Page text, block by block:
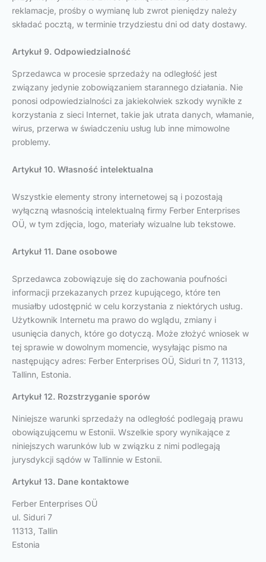
reklamacje, prośby o wymianę lub zwrot pieniędzy należy
składać pocztą, w terminie trzydziestu dni od daty dostawy.
Artykuł 9. Odpowiedzialność
Sprzedawca w procesie sprzedaży na odległość jest
związany jedynie zobowiązaniem starannego działania. Nie
ponosi odpowiedzialności za jakiekolwiek szkody wynikłe z
korzystania z sieci Internet, takie jak utrata danych, włamanie,
wirus, przerwa w świadczeniu usług lub inne mimowolne
problemy.
Artykuł 10. Własność intelektualna
Wszystkie elementy strony internetowej są i pozostają
wyłączną własnością intelektualną firmy Ferber Enterprises
OÜ, w tym zdjęcia, logo, materiały wizualne lub tekstowe.
Artykuł 11. Dane osobowe
Sprzedawca zobowiązuje się do zachowania poufności
informacji przekazanych przez kupującego, które ten
musiałby udostępnić w celu korzystania z niektórych usług.
Użytkownik Internetu ma prawo do wglądu, zmiany i
usunięcia danych, które go dotyczą. Może złożyć wniosek w
tej sprawie w dowolnym momencie, wysyłając pismo na
następujący adres: Ferber Enterprises OÜ, Siduri tn 7, 11313,
Tallinn, Estonia.
Artykuł 12. Rozstrzyganie sporów
Niniejsze warunki sprzedaży na odległość podlegają prawu
obowiązującemu w Estonii. Wszelkie spory wynikające z
niniejszych warunków lub w związku z nimi podlegają
jurysdykcji sądów w Tallinnie w Estonii.
Artykuł 13. Dane kontaktowe
Ferber Enterprises OÜ
ul. Siduri 7
11313, Tallin
Estonia